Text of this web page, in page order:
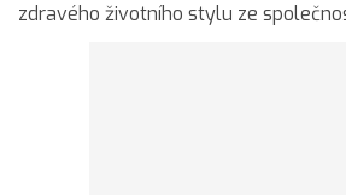
zdravého životního stylu ze